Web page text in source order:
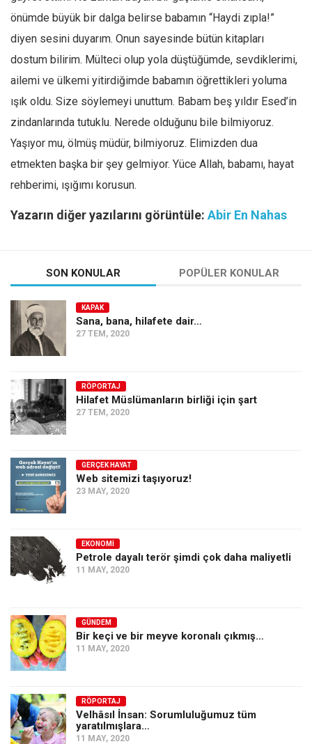
önümde büyük bir dalga belirse babamın “Haydi zıpla!”
diyen sesini duyarım. Onun sayesinde bütün kitapları
dostum bilirim. Mülteci olup yola düştüğümde, sevdiklerimi,
ailemi ve ülkemi yitirdiğimde babamın öğrettikleri yoluma
ışık oldu. Size söylemeyi unuttum. Babam beş yıldır Esed’in
zindanlarında tutuklu. Nerede olduğunu bile bilmiyoruz.
Yaşıyor mu, ölmüş müdür, bilmiyoruz. Elimizden dua
etmekten başka bir şey gelmiyor. Yüce Allah, babamı, hayat
rehberimi, ışığımı korusun.
Yazarın diğer yazılarını görüntüle: Abir En Nahas
SON KONULAR POPÜLER KONULAR
KAPAK
Sana, bana, hilafete dair…
27 TEM, 2020
RÖPORTAJ
Hilafet Müslümanların birliği için şart
27 TEM, 2020
GERÇEK HAYAT
Web sitemizi taşıyoruz!
23 MAY, 2020
EKONOMI
Petrole dayalı terör şimdi çok daha maliyetli
11 MAY, 2020
GÜNDEM
Bir keçi ve bir meyve koronalı çıkmış…
11 MAY, 2020
RÖPORTAJ
Velhâsıl İnsan: Sorumluluğumuz tüm
yaratılmışlara…
11 MAY, 2020